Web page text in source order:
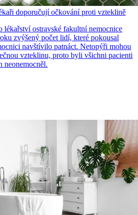
doporučují očkování proti vzteklině
ostravské fakultní nemocnice
zvýšený počet lidí, které pokousal
navštívilo patnáct. Netopýři mohou
vzteklinu, proto byli všichni pacienti
neonemocněl.